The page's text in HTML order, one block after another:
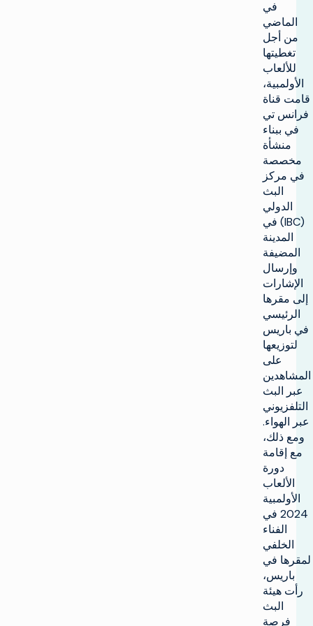
7
8
9
0
2
3
4
5
6
7
8
9
0
0
1
2
3
4
5
6
7
8
9
0
في
الماضي
من أجل
تغطيتها
للألعاب
الأولمبية،
قامت قناة
فرانس تي
في ببناء
منشأة
مخصصة
في مركز
البث
الدولي
(IBC) في
المدينة
المضيفة
وإرسال
الإشارات
إلى مقرها
الرئيسي
في باريس
لتوزيعها
على
المشاهدين
عبر البث
التلفزيوني
عبر الهواء.
ومع ذلك،
مع إقامة
دورة
الألعاب
الأولمبية
2024 في
الفناء
الخلفي
لمقرها في
باريس،
رأت هيئة
البث
فرصة